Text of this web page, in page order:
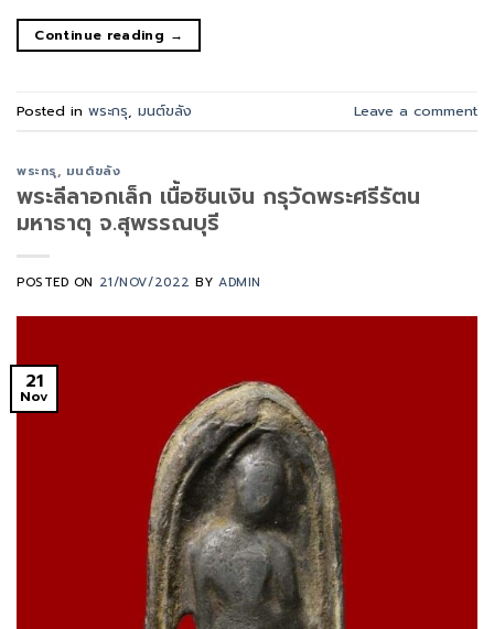
Continue reading →
Posted in พระกรุ, มนต์ขลัง Leave a comment
พระกรุ, มนต์ขลัง
พระลีลาอกเล็ก เนื้อชินเงิน กรุวัดพระศรีรัตน
มหาธาตุ จ.สุพรรณบุรี
POSTED ON 21/NOV/2022 BYADMIN
21
Nov